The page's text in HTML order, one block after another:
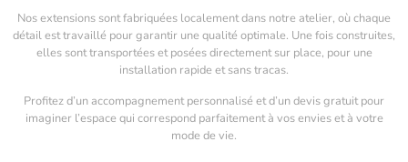
Nos extensions sont fabriquées localement dans notre atelier, où chaque
détail est travaillé pour garantir une qualité optimale. Une fois construites,
elles sont transportées et posées directement sur place, pour une
installation rapide et sans tracas.
Profitez d’un accompagnement personnalisé et d’un devis gratuit pour
imaginer l’espace qui correspond parfaitement à vos envies et à votre
mode de vie.